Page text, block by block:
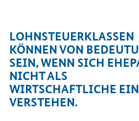
LOHNSTEUERKLASSEN
KÖNNEN VON
SEIN, WENN SICH
NICHT ALS
WIRTSCHAFTLICHE
VERSTEHEN.